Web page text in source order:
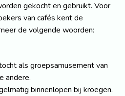
gekocht en gebruikt. Voor
van cafés kent de
de volgende woorden:
als groepsamusement van
andere.
binnenlopen bij kroegen.